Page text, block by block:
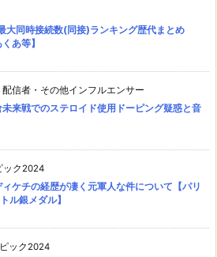
大同時接続数(同接)ランキング歴代まとめ
あ等】
信者・その他インフルエンサー
未来戦でのステロイド使用ドーピング疑惑と音
ック2024
ィケチの経歴が凄く元軍人な件について【パリ
ル銀メダル】
ック2024